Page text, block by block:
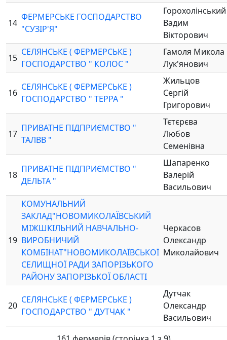
14
ФЕРМЕРСЬКЕ ГОСПОДАРСТВО
"СУЗІР'Я"
Горохолінський
Вадим
Вікторович
15
СЕЛЯНСЬКЕ ( ФЕРМЕРСЬКЕ )
ГОСПОДАРСТВО " КОЛОС "
Гамоля Микола
Лук'янович
16
СЕЛЯНСЬКЕ ( ФЕРМЕРСЬКЕ )
ГОСПОДАРСТВО " ТЕРРА "
Жильцов
Сергій
Григорович
17
ПРИВАТНЕ ПІДПРИЄМСТВО "
ТАЛВВ "
Тєтєрєва
Любов
Семенівна
18
ПРИВАТНЕ ПІДПРИЄМСТВО "
ДЕЛЬТА "
Шапаренко
Валерій
Васильович
19
КОМУНАЛЬНИЙ
ЗАКЛАД"НОВОМИКОЛАЇВСЬКИЙ
МІЖШКІЛЬНИЙ НАВЧАЛЬНО-
ВИРОБНИЧИЙ
КОМБІНАТ"НОВОМИКОЛАЇВСЬКОЇ
СЕЛИЩНОЇ РАДИ ЗАПОРІЗЬКОГО
РАЙОНУ ЗАПОРІЗЬКОЇ ОБЛАСТІ
Черкасов
Олександр
Миколайович
20
СЕЛЯНСЬКЕ ( ФЕРМЕРСЬКЕ )
ГОСПОДАРСТВО " ДУТЧАК "
Дутчак
Олександр
Васильович